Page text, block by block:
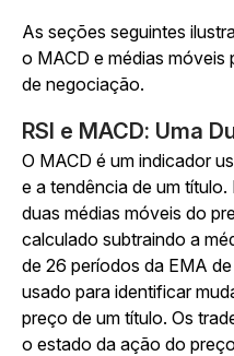
As seções seguintes
o MACD e médias
de negociação.
RSI e MACD: Uma
O MACD é um indicador
e a tendência de um
duas médias móveis do
calculado subtraindo a
de 26 períodos da EMA
usado para identificar
preço de um título. Os
o estado da ação do